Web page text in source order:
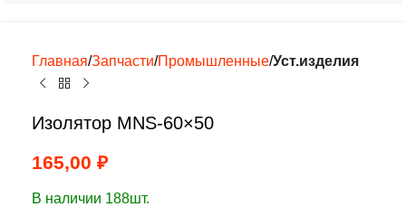
Главная Запчасти Промышленные Уст.изделия
Изолятор MNS-60×50
165,00 ₽
В наличии 188шт.